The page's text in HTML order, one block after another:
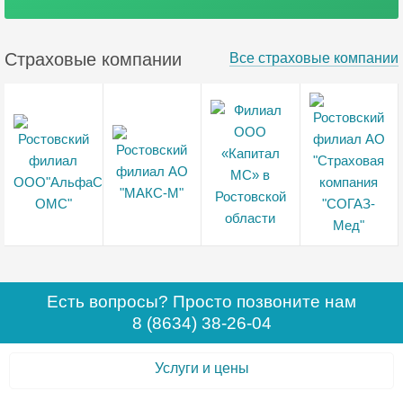
Страховые компании Все страховые компании
Есть вопросы? Просто позвоните нам
8 (8634) 38-26-04
Услуги и цены